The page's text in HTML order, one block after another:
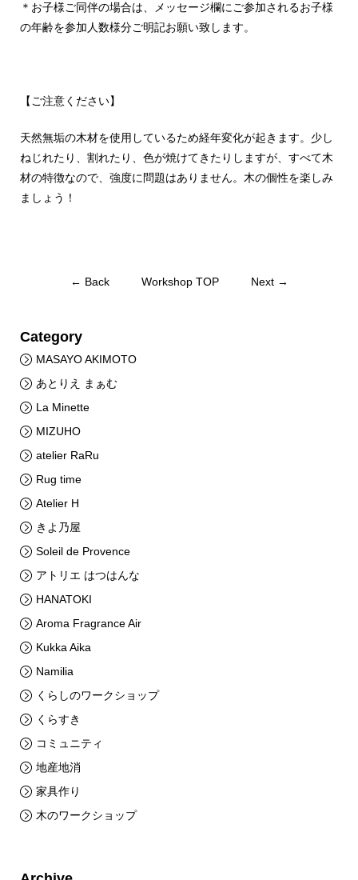
＊お子様ご同伴の場合は、メッセージ欄にご参加されるお子様
の年齢を参加人数様分ご明記お願い致します。
【ご注意ください】
天然無垢の木材を使用しているため経年変化が起きます。少し
ねじれたり、割れたり、色が焼けてきたりしますが、すべて木
材の特徴なので、強度に問題はありません。木の個性を楽しみ
ましょう！
← Back Workshop TOP Next →
Category
MASAYO AKIMOTO
あとりえ まぁむ
La Minette
MIZUHO
atelier RaRu
Rug time
Atelier H
きよ乃屋
Soleil de Provence
アトリエ はつはんな
HANATOKI
Aroma Fragrance Air
Kukka Aika
Namilia
くらしのワークショップ
くらすき
コミュニティ
地産地消
家具作り
木のワークショップ